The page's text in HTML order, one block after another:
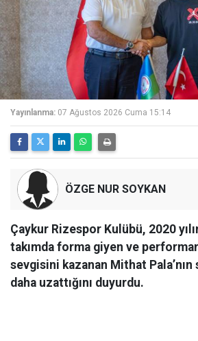
Yayınlanma: 07 Ağustos 2026 Cuma 15:14
ÖZGE NUR SOYKAN
Çaykur Rizespor Kulübü, 2020
takımda forma giyen ve
sevgisini kazanan Mithat Pala’nın
daha uzattığını duyurdu.